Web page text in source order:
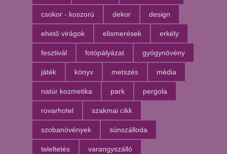
csokor - koszorú dekor design
ehető virágok elismerések erkély
fesztivál fotópályázat gyógynövény
játék könyv metszés média
natúr kozmetika park pergola
rovarhotel szakmai cikk
szobanövények sünszálloda
teleltetés varangyszálló